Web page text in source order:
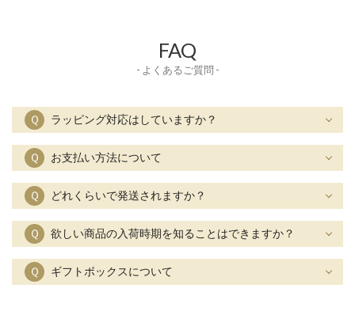
FAQ
- よくあるご質問 -
Ｑ ラッピング対応はしていますか？
Ｑ お支払い方法について
Ｑ どれくらいで発送されますか？
Ｑ 欲しい商品の入荷時期を知ることはできますか？
Ｑ ギフトボックスについて